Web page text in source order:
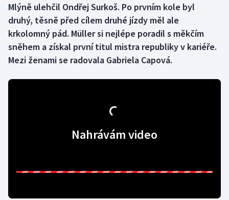
Box
Curling
Dostihy
Mlýně ulehčil Ondřej Surkoš. Po prvním kole byl
druhý, těsně před cílem druhé jízdy měl ale
krkolomný pád. Müller si nejlépe poradil s měkčím
sněhem a získal první titul mistra republiky v kariéře.
Mezi ženami se radovala Gabriela Capová.
Nahrávám video